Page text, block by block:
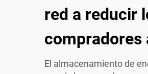
red a reducir
compradores
El almacenamiento de